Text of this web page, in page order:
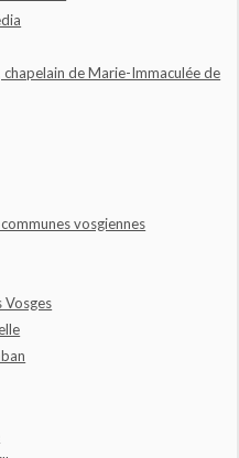
de Marie-Immaculée de
vosgiennes
Vosges